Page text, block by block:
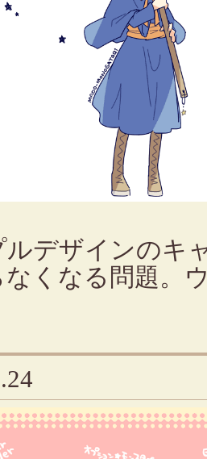
ルデザインのキ
なくなる問題。